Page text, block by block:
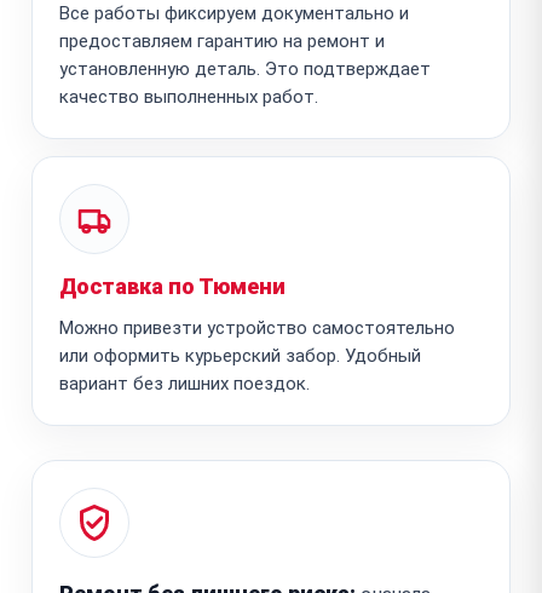
Все работы фиксируем документально и
предоставляем гарантию на ремонт и
установленную деталь. Это подтверждает
качество выполненных работ.
Доставка по Тюмени
Можно привезти устройство самостоятельно
или оформить курьерский забор. Удобный
вариант без лишних поездок.